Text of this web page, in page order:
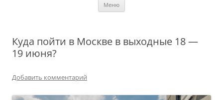
Меню
Куда пойти в Москве в выходные 18 —
19 июня?
Добавить комментарий